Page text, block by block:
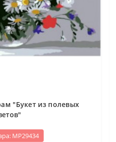
"Букет из полевых
МР29434